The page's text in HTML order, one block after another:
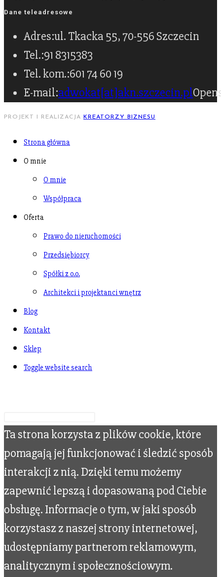
Dane teleadresowe
Adres:ul. Tkacka 55, 70-556 Szczecin
Tel.:91 8315383
Tel. kom.:601 74 60 19
E-mail:adwokat[at]akn.szczecin.pl
PROJEKT I REALIZACJA KREATORZY BIZNESU
Strona główna
O mnie
O mnie
Współpraca
Oferta
Prawo do nieruchomości
Przedsiębiorcy
Spółki z o.o.
Architekci i projektanci wnętrz
Blog
Kontakt
Sklep
Toggle website search
Ta strona korzysta z plików cookie, które
pomagają jej funkcjonować i śledzić sposób
interakcji z nią. Dzięki temu możemy
zapewnić lepszą i dopasowaną pod Ciebie
obsługę. Informacje o tym, w jaki sposób
korzystasz z naszej strony internetowej,
udostępniamy partnerom reklamowym,
analitycznym i społecznościowym.